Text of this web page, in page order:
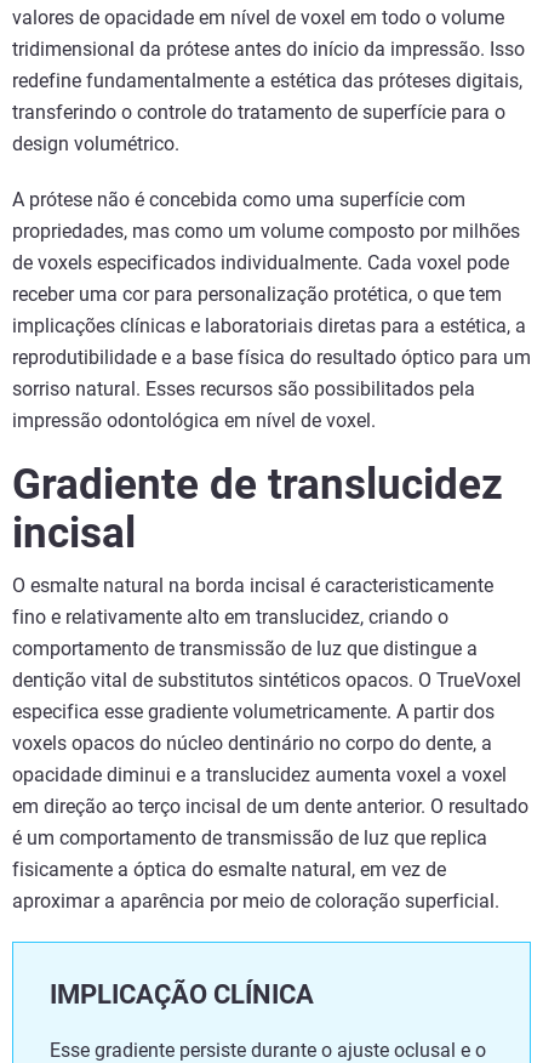
valores de opacidade em nível de voxel em todo o volume
tridimensional da prótese antes do início da impressão. Isso
redefine fundamentalmente a estética das próteses digitais,
transferindo o controle do tratamento de superfície para o
design volumétrico.
A prótese não é concebida como uma superfície com
propriedades, mas como um volume composto por milhões
de voxels especificados individualmente. Cada voxel pode
receber uma cor para personalização protética, o que tem
implicações clínicas e laboratoriais diretas para a estética, a
reprodutibilidade e a base física do resultado óptico para um
sorriso natural. Esses recursos são possibilitados pela
impressão odontológica em nível de voxel.
Gradiente de translucidez
incisal
O esmalte natural na borda incisal é caracteristicamente
fino e relativamente alto em translucidez, criando o
comportamento de transmissão de luz que distingue a
dentição vital de substitutos sintéticos opacos. O TrueVoxel
especifica esse gradiente volumetricamente. A partir dos
voxels opacos do núcleo dentinário no corpo do dente, a
opacidade diminui e a translucidez aumenta voxel a voxel
em direção ao terço incisal de um dente anterior. O resultado
é um comportamento de transmissão de luz que replica
fisicamente a óptica do esmalte natural, em vez de
aproximar a aparência por meio de coloração superficial.
IMPLICAÇÃO CLÍNICA
Esse gradiente persiste durante o ajuste oclusal e o